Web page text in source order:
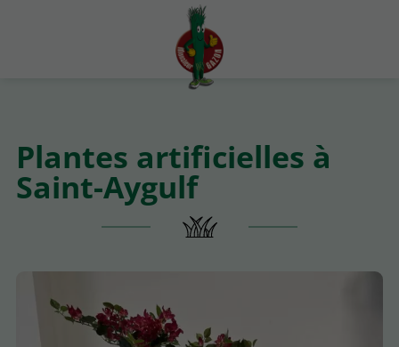
Plantes artificielles à
Saint-Aygulf